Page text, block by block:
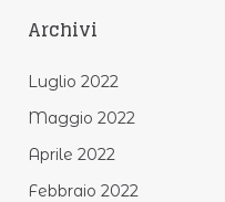
Archivi
Luglio 2022
Maggio 2022
Aprile 2022
Febbraio 2022